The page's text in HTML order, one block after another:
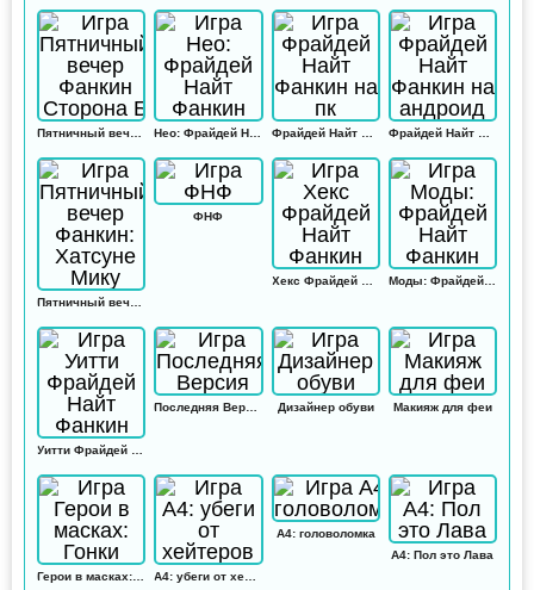
ФНФ
Моды: Фрайдей Найт Фанкин
Дизайнер обуви Макияж для феи
А4: головоломка
А4: Пол это Лава